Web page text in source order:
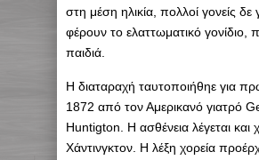
στη μέση ηλικία, πολλοί γονείς δε
φέρουν το ελαττωματικό γονίδιο,
παιδιά.
Η διαταραχή ταυτοποιήθηε για
1872 από τον Αμερικανό γιατρό
Huntigton. H ασθένεια λέγεται και
Χάντινγκτον. Η λέξη χορεία